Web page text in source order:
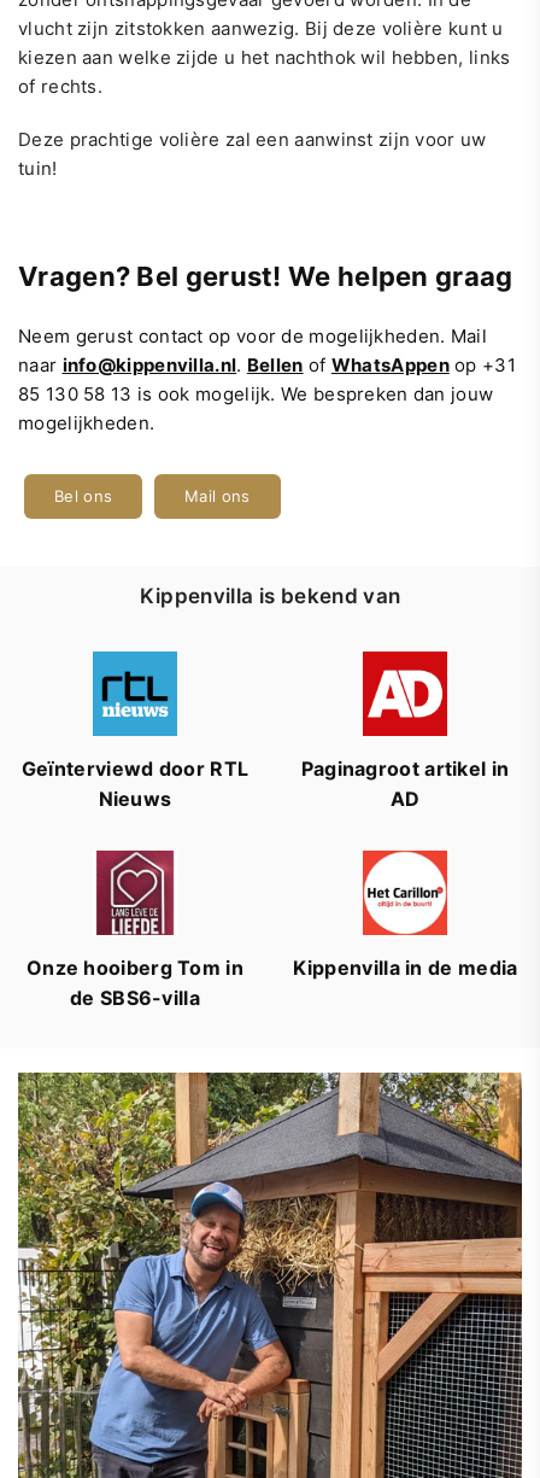
vlucht zijn zitstokken aanwezig. Bij deze volière kunt u
kiezen aan welke zijde u het nachthok wil hebben, links
of rechts.
Deze prachtige volière zal een aanwinst zijn voor uw
tuin!
Vragen? Bel gerust! We helpen graag
Neem gerust contact op voor de mogelijkheden. Mail
naar info@kippenvilla.nl. Bellen of WhatsAppenop +31
85 130 58 13 is ook mogelijk. We bespreken dan jouw
mogelijkheden.
Bel ons Mail ons
Kippenvilla is bekend van
Geïnterviewd door RTL
Nieuws
Paginagroot artikel in
AD
Onze hooiberg Tom in
de SBS6-villa
Kippenvilla in de media